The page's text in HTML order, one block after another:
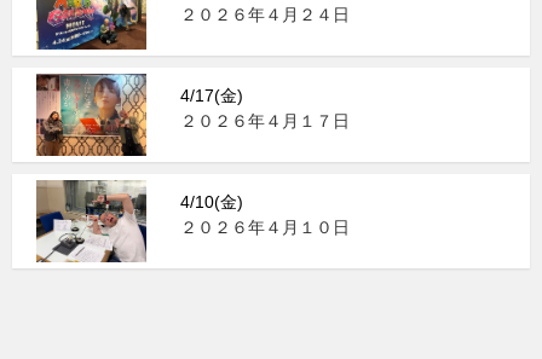
２０２６年４月２４日
4/17(金)
２０２６年４月１７日
4/10(金)
２０２６年４月１０日